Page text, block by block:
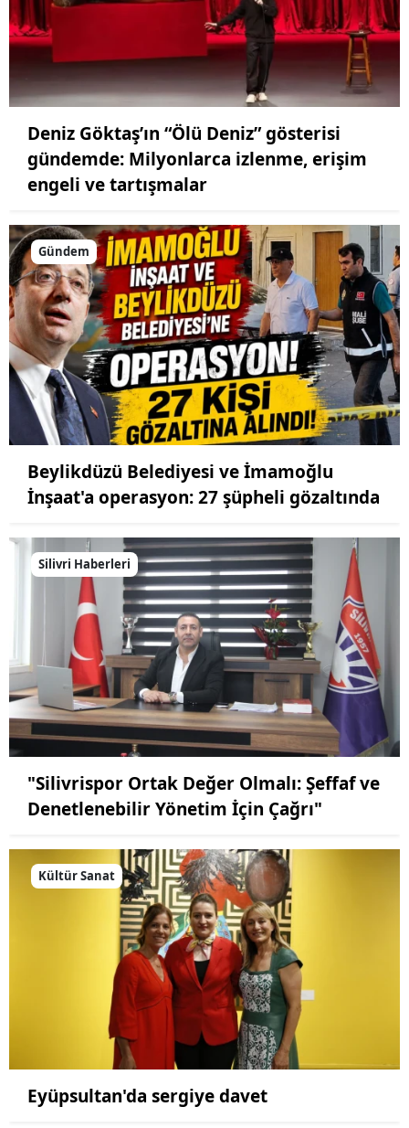
Deniz Göktaş’ın “Ölü Deniz” gösterisi
gündemde: Milyonlarca izlenme, erişim
engeli ve tartışmalar
Gündem
Beylikdüzü Belediyesi ve İmamoğlu
İnşaat'a operasyon: 27 şüpheli gözaltında
Silivri Haberleri
"Silivrispor Ortak Değer Olmalı: Şeffaf ve
Denetlenebilir Yönetim İçin Çağrı"
Kültür Sanat
Eyüpsultan'da sergiye davet